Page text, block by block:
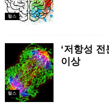
헬스
헬스
‘저항성
이상